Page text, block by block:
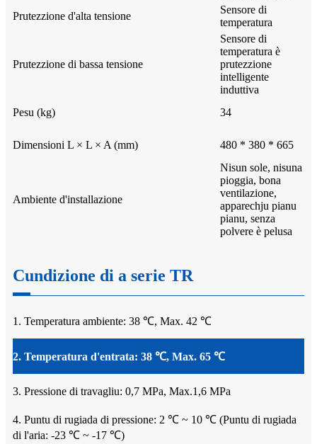
Prutezzione d'alta tensione
Sensore di
temperatura
Prutezzione di bassa tensione
Sensore di
temperatura è
prutezzione
intelligente
induttiva
Pesu (kg)
34
Dimensioni L × L × A (mm) 480 * 380 * 665
Ambiente d'installazione
Nisun sole, nisuna
pioggia, bona
ventilazione,
apparechju pianu
pianu, senza
polvere è pelusa
Cundizione di a serie TR
1. Temperatura ambiente: 38 ℃, Max. 42 ℃
2. Temperatura d'entrata: 38 ℃, Max. 65 ℃
3. Pressione di travagliu: 0,7 MPa, Max.1,6 MPa
4. Puntu di rugiada di pressione: 2 ℃ ~ 10 ℃ (Puntu di rugiada
di l'aria: -23 ℃ ~ -17 ℃)